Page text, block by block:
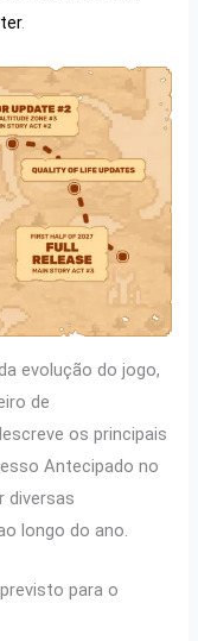
.
evolução do jogo,
de
os principais
Antecipado no
diversas
longo do ano.
para o